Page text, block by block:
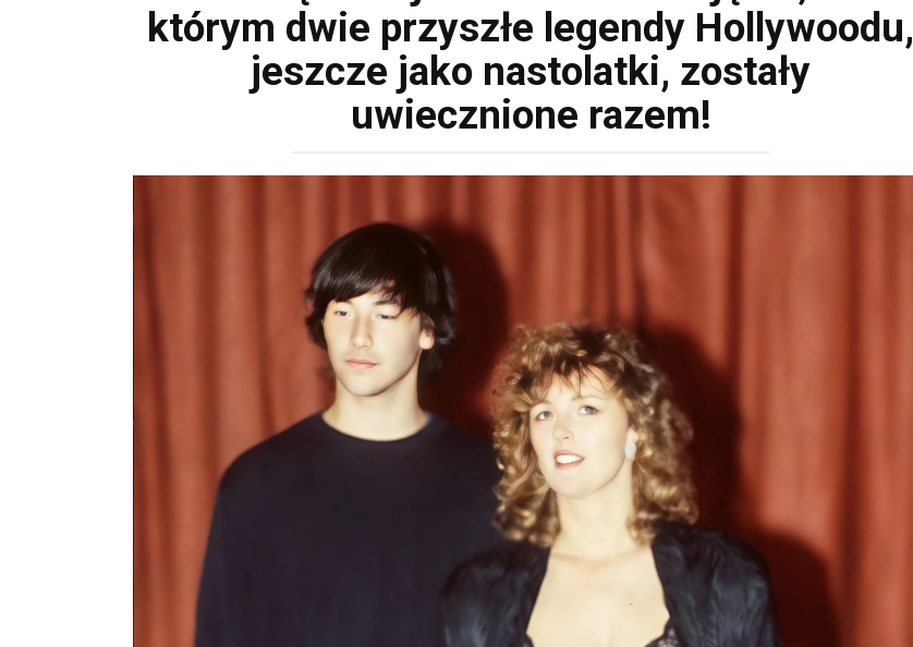
którym dwie przyszłe legendy Hollywoodu,
jeszcze jako nastolatki, zostały
uwiecznione razem!